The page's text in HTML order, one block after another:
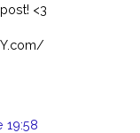
<3
19:58